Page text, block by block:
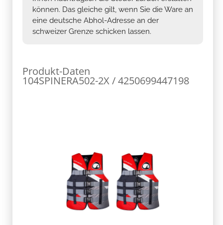
können. Das gleiche gilt, wenn Sie die Ware an
eine deutsche Abhol-Adresse an der
schweizer Grenze schicken lassen.
Produkt-Daten
104SPINERA502-2X / 4250699447198